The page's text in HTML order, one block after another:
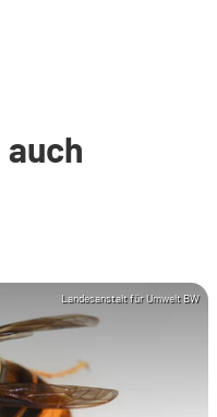
auch
Landesanstalt für Umwelt BW